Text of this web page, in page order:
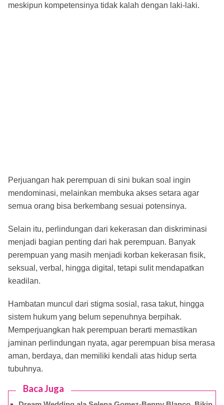
meskipun kompetensinya tidak kalah dengan laki-laki.
Perjuangan hak perempuan di sini bukan soal ingin
mendominasi, melainkan membuka akses setara agar
semua orang bisa berkembang sesuai potensinya.
Selain itu, perlindungan dari kekerasan dan diskriminasi
menjadi bagian penting dari hak perempuan. Banyak
perempuan yang masih menjadi korban kekerasan fisik,
seksual, verbal, hingga digital, tetapi sulit mendapatkan
keadilan.
Hambatan muncul dari stigma sosial, rasa takut, hingga
sistem hukum yang belum sepenuhnya berpihak.
Memperjuangkan hak perempuan berarti memastikan
jaminan perlindungan nyata, agar perempuan bisa merasa
aman, berdaya, dan memiliki kendali atas hidup serta
tubuhnya.
Baca Juga